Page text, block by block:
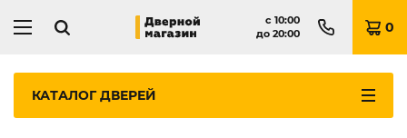
с 10:00
до 20:00 0
КАТАЛОГДВЕРЕЙ